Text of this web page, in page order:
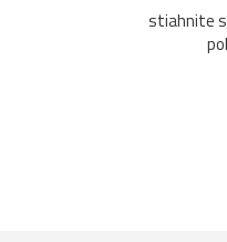
stiahnite